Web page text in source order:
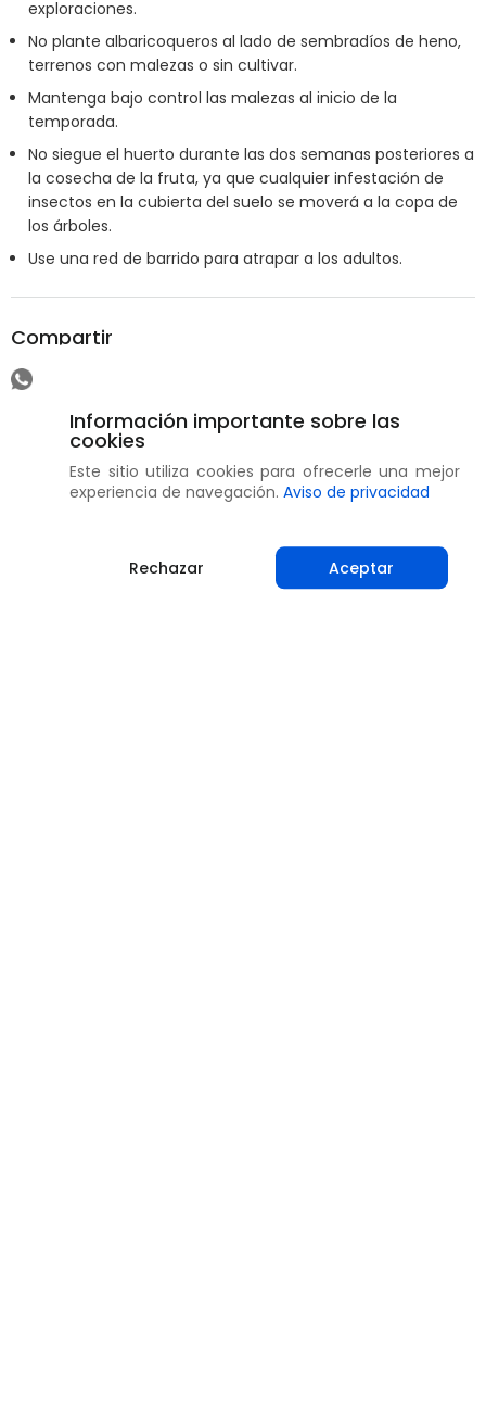
exploraciones.
No plante albaricoqueros al lado de sembradíos de heno,
terrenos con malezas o sin cultivar.
Mantenga bajo control las malezas al inicio de la
temporada.
No siegue el huerto durante las dos semanas posteriores a
la cosecha de la fruta, ya que cualquier infestación de
insectos en la cubierta del suelo se moverá a la copa de
los árboles.
Use una red de barrido para atrapar a los adultos.
Compartir
Información importante sobre las
cookies
Este sitio utiliza cookies para ofrecerle una mejor
experiencia de navegación. Aviso de privacidad
Rechazar Aceptar